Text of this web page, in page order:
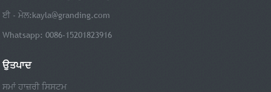
ਈ - ਮੇਲ:kayla@granding.com
Whatsapp: 0086-15201823916
ਉਤਪਾਦ
ਸਮਾਂ ਹਾਜ਼ਰੀ ਸਿਸਟਮ